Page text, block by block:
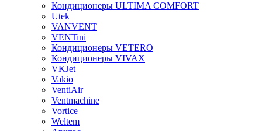
Кондиционеры ULTIMA COMFORT
Utek
VANVENT
VENTini
Кондиционеры VETERO
Кондиционеры VIVAX
VKJet
Vakio
VentiAir
Ventmachine
Vortice
Weltem